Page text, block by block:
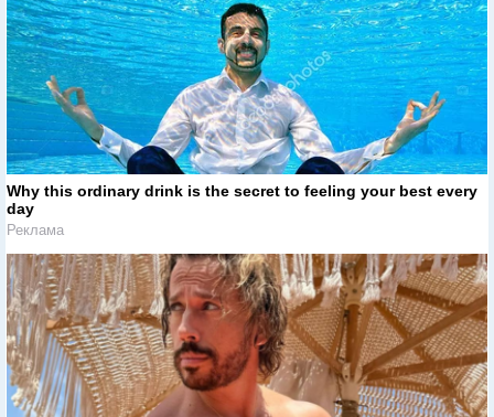
Why this ordinary drink is the secret to feeling your best every
day
Реклама